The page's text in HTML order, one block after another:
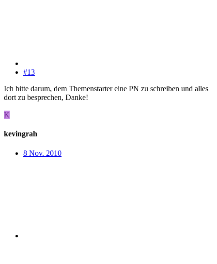
#13
Ich bitte darum, dem Themenstarter eine PN zu schreiben und alles
dort zu besprechen, Danke!
K
kevingrah
8 Nov. 2010